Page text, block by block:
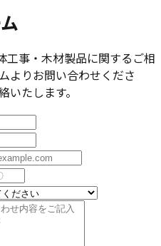
工事・木材製品に関するご相
よりお問い合わせくださ
いたします。